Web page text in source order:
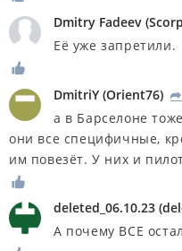
Dmitry Fadeev (
Её уже запретили.
DmitriY (Orient76) R
а в Барселоне
они все специфичные,
им повезёт. У них и
deleted_06.10.23 (
А почему ВСЕ